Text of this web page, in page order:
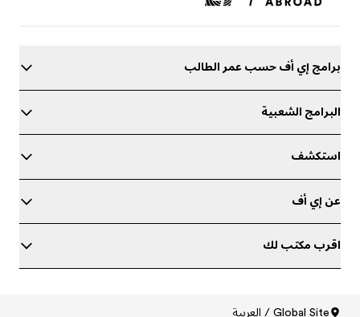
برامج إي أف حسب عمر الطالب
البرامج الشعبية
استكشف
عن إي أف
اقرب مكتب لك
Global Site / العربية